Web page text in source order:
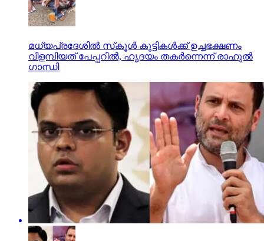
മധ്യപ്രദേശില്‍ സ്‌കൂള്‍ കുട്ടികള്‍ക്ക് ഉച്ചഭക്ഷണം
വിളമ്പിയത്‌ പേപ്പറില്‍, ഹൃദയം തകര്‍ന്നെന്ന് രാഹുല്‍
ഗാന്ധി